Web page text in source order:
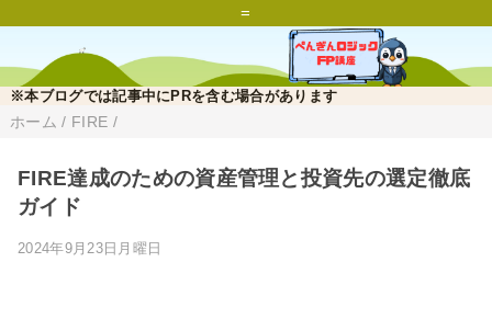
=
※本ブログでは記事中にPRを含む場合があります
ホーム / FIRE /
FIRE達成のための資産管理と投資先の選定徹底
ガイド
2024年9月23日月曜日